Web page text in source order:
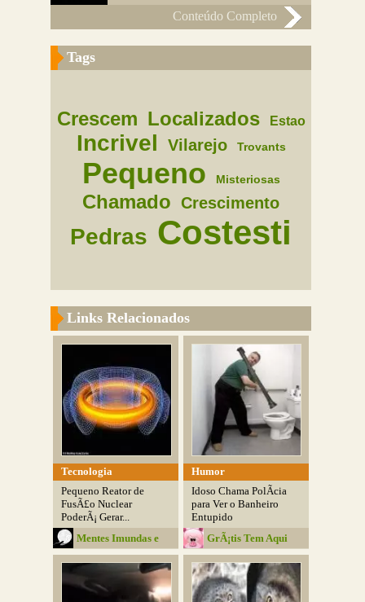
Conteúdo Completo
Tags
Crescem Localizados Estao
Incrivel Vilarejo Trovants
Pequeno Misteriosas
Chamado Crescimento
Pedras Costesti
Links Relacionados
Tecnologia
Pequeno Reator de
FusÃ£o Nuclear
PoderÃ¡ Gerar...
Mentes Imundas e
Belas
Humor
Idoso Chama PolÃ­cia
para Ver o Banheiro
Entupido
GrÃ¡tis Tem Aqui